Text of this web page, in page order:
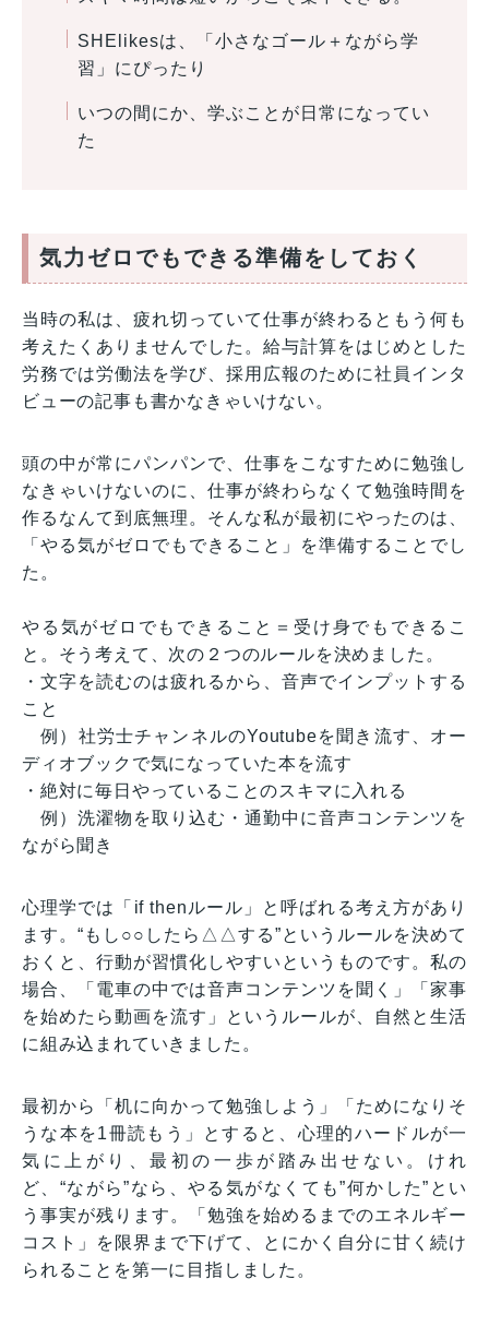
SHElikesは、「小さなゴール＋ながら学
習」にぴったり
いつの間にか、学ぶことが日常になってい
た
気力ゼロでもできる準備をしておく
当時の私は、疲れ切っていて仕事が終わるともう何も
考えたくありませんでした。給与計算をはじめとした
労務では労働法を学び、採用広報のために社員インタ
ビューの記事も書かなきゃいけない。
頭の中が常にパンパンで、仕事をこなすために勉強し
なきゃいけないのに、仕事が終わらなくて勉強時間を
作るなんて到底無理。そんな私が最初にやったのは、
「やる気がゼロでもできること」を準備することでし
た。
やる気がゼロでもできること＝受け身でもできるこ
と。そう考えて、次の２つのルールを決めました。
・文字を読むのは疲れるから、音声でインプットする
こと
例）社労士チャンネルのYoutubeを聞き流す、オー
ディオブックで気になっていた本を流す
・絶対に毎日やっていることのスキマに入れる
例）洗濯物を取り込む・通勤中に音声コンテンツを
ながら聞き
心理学では「if thenルール」と呼ばれる考え方があり
ます。“もし○○したら△△する”というルールを決めて
おくと、行動が習慣化しやすいというものです。私の
場合、「電車の中では音声コンテンツを聞く」「家事
を始めたら動画を流す」というルールが、自然と生活
に組み込まれていきました。
最初から「机に向かって勉強しよう」「ためになりそ
うな本を1冊読もう」とすると、心理的ハードルが一
気に上がり、最初の一歩が踏み出せない。けれ
ど、“ながら”なら、やる気がなくても”何かした”とい
う事実が残ります。「勉強を始めるまでのエネルギー
コスト」を限界まで下げて、とにかく自分に甘く続け
られることを第一に目指しました。